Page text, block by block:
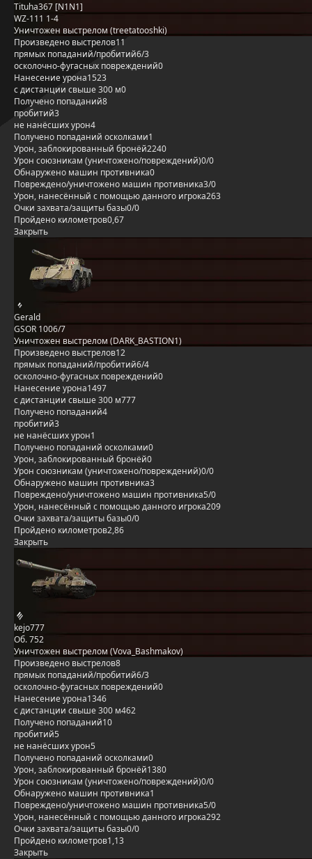
Tituha367 [N1N1]
WZ-111 1-4
Уничтожен выстрелом (treetatooshki)
Произведено выстрелов11
прямых попаданий/пробитий6/3
осколочно-фугасных повреждений0
Нанесение урона1523
с дистанции свыше 300 м0
Получено попаданий8
пробитий3
не нанёсших урон4
Получено попаданий осколками1
Урон, заблокированный бронёй2240
Урон союзникам (уничтожено/повреждений)0/0
Обнаружено машин противника0
Повреждено/уничтожено машин противника3/0
Урон, нанесённый с помощью данного игрока263
Очки захвата/защиты базы0/0
Пройдено километров0,67
Закрыть
Gerald
GSOR 1006/7
Уничтожен выстрелом (DARK_BASTION1)
Произведено выстрелов12
прямых попаданий/пробитий6/4
осколочно-фугасных повреждений0
Нанесение урона1497
с дистанции свыше 300 м777
Получено попаданий4
пробитий3
не нанёсших урон1
Получено попаданий осколками0
Урон, заблокированный бронёй0
Урон союзникам (уничтожено/повреждений)0/0
Обнаружено машин противника3
Повреждено/уничтожено машин противника5/0
Урон, нанесённый с помощью данного игрока209
Очки захвата/защиты базы0/0
Пройдено километров2,86
Закрыть
kejo777
Об. 752
Уничтожен выстрелом (Vova_Bashmakov)
Произведено выстрелов8
прямых попаданий/пробитий6/3
осколочно-фугасных повреждений0
Нанесение урона1346
с дистанции свыше 300 м462
Получено попаданий10
пробитий5
не нанёсших урон5
Получено попаданий осколками0
Урон, заблокированный бронёй1380
Урон союзникам (уничтожено/повреждений)0/0
Обнаружено машин противника1
Повреждено/уничтожено машин противника5/0
Урон, нанесённый с помощью данного игрока292
Очки захвата/защиты базы0/0
Пройдено километров1,13
Закрыть